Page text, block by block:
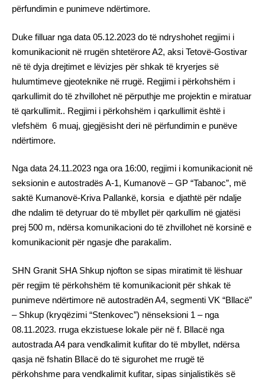
përfundimin e punimeve ndërtimore.
Duke filluar nga data 05.12.2023 do të ndryshohet regjimi i
komunikacionit në rrugën shtetërore A2, aksi Tetovë-Gostivar
në të dyja drejtimet e lëvizjes për shkak të kryerjes së
hulumtimeve gjeoteknike në rrugë. Regjimi i përkohshëm i
qarkullimit do të zhvillohet në përputhje me projektin e miratuar
të qarkullimit.. Regjimi i përkohshëm i qarkullimit është i
vlefshëm 6 muaj, gjegjësisht deri në përfundimin e punëve
ndërtimore.
Nga data 24.11.2023 nga ora 16:00, regjimi i komunikacionit në
seksionin e autostradës A-1, Kumanovë – GP “Tabanoc”, më
saktë Kumanovë-Kriva Pallankë, korsia e djathtë për ndalje
dhe ndalim të detyruar do të mbyllet për qarkullim në gjatësi
prej 500 m, ndërsa komunikacioni do të zhvillohet në korsinë e
komunikacionit për ngasje dhe parakalim.
SHN Granit SHA Shkup njofton se sipas miratimit të lëshuar
për regjim të përkohshëm të komunikacionit për shkak të
punimeve ndërtimore në autostradën A4, segmenti VK “Bllacë”
– Shkup (kryqëzimi “Stenkovec”) nënseksioni 1 – nga
08.11.2023. rruga ekzistuese lokale për në f. Bllacë nga
autostrada A4 para vendkalimit kufitar do të mbyllet, ndërsa
qasja në fshatin Bllacë do të sigurohet me rrugë të
përkohshme para vendkalimit kufitar, sipas sinjalistikës së